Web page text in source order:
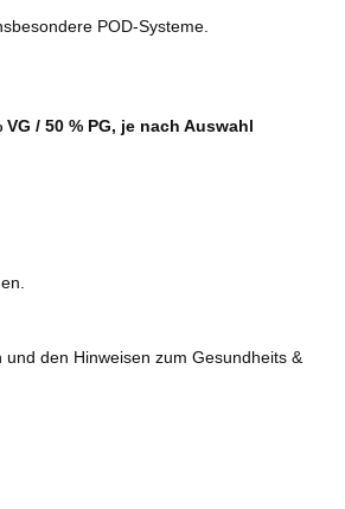
POD-Systeme.
/ 50 % PG, je nach Auswahl
den Hinweisen zum Gesundheits &